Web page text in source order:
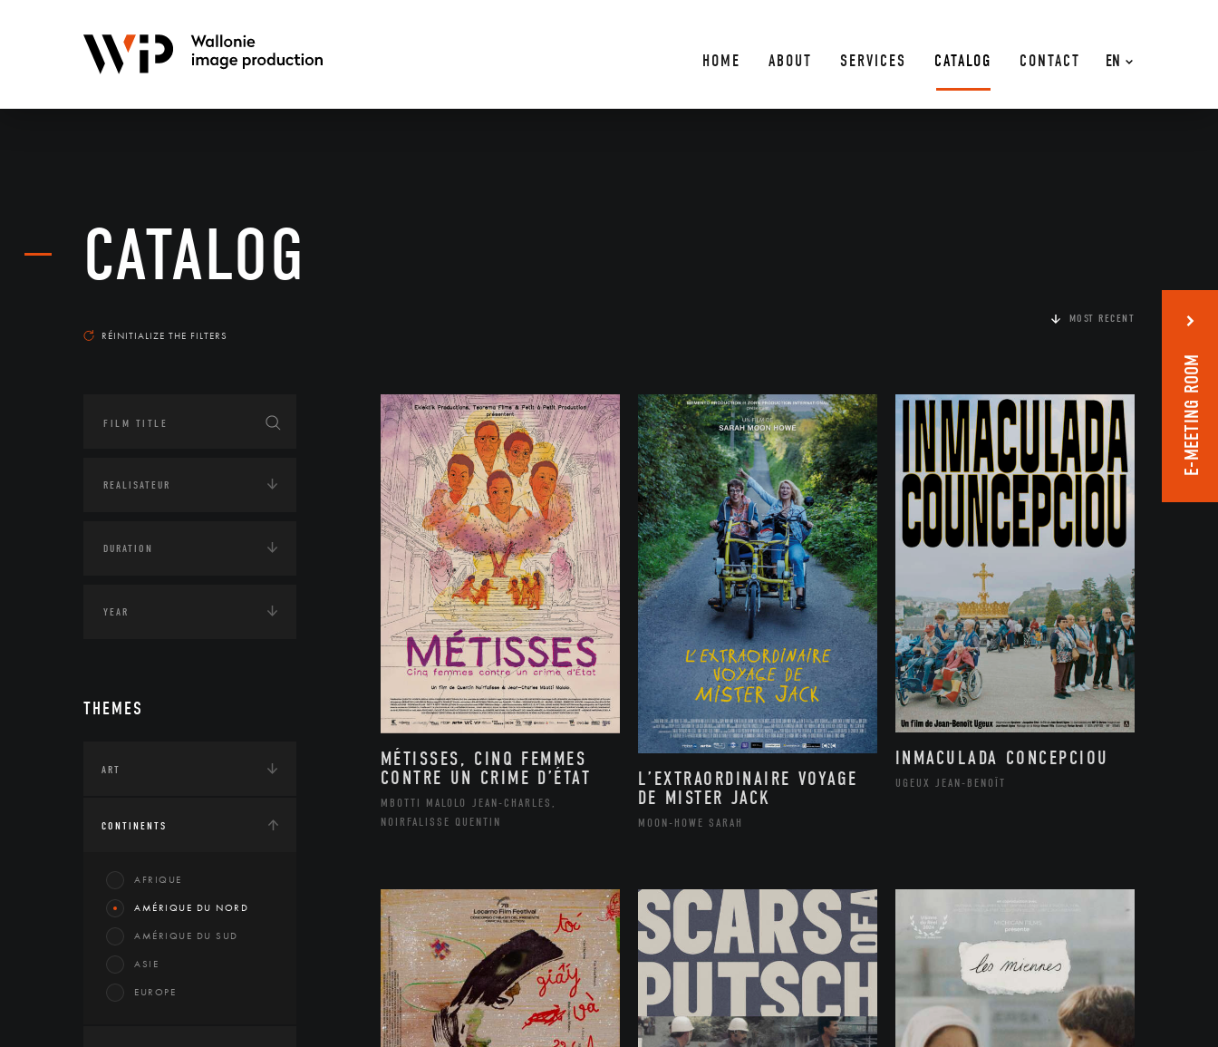
EN
HOME ABOUT SERVICES CATALOG CONTACT
CATALOG
RÉINITIALIZE THE FILTERS
THEMES
ART
CONTINENTS
AFRIQUE
AMÉRIQUE DU NORD
AMÉRIQUE DU SUD
ASIE
EUROPE
MOST RECENT
MÉTISSES, CINQ FEMMES
CONTRE UN CRIME D’ÉTAT
MBOTTI MALOLO JEAN-CHARLES,
NOIRFALISSE QUENTIN
L’EXTRAORDINAIRE VOYAGE
DE MISTER JACK
MOON-HOWE SARAH
INMACULADA CONCEPCIOU
UGEUX JEAN-BENOÎT
E-MEETING ROOM